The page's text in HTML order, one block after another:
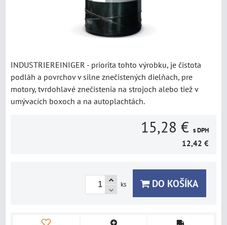
INDUSTRIEREINIGER - priorita tohto výrobku, je čistota
podláh a povrchov v silne znečistených dielňach, pre
motory, tvrdohlavé znečistenia na strojoch alebo tiež v
umývacích boxoch a na autoplachtách.
15,28 € s DPH
12,42 €
ks DO KOŠÍKA